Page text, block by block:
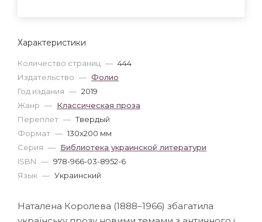
Характеристики
Количество страниц — 444
Издательство — Фолио
Год издания — 2019
Жанр — Классическая проза
Переплет — Твердый
Формат — 130x200 мм
Серия — Библиотека украинской литератури
ISBN — 978-966-03-8952-6
Язык — Украинский
Наталена Королева (1888–1966) збагатила